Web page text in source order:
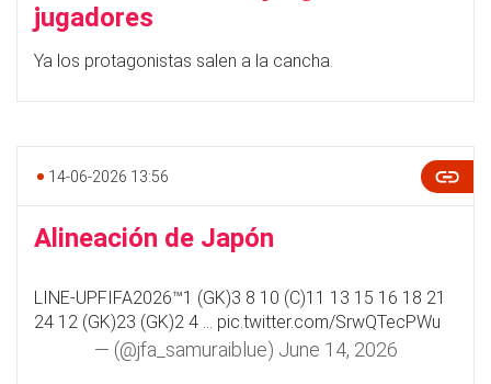
jugadores
Ya los protagonistas salen a la cancha.
14-06-2026 13:56
Alineación de Japón
LINE-UPFIFA2026™1 (GK)3 8 10 (C)11 13 15 16 18 21
24 12 (GK)23 (GK)2 4 … pic.twitter.com/SrwQTecPWu
— (@jfa_samuraiblue) June 14, 2026